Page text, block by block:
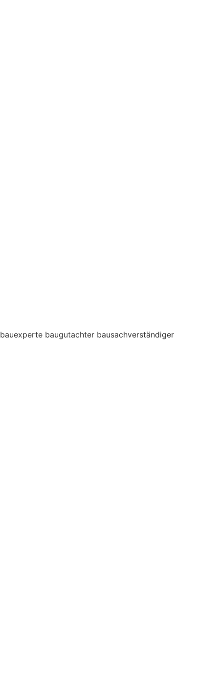
bauexperte baugutachter bausachverständiger